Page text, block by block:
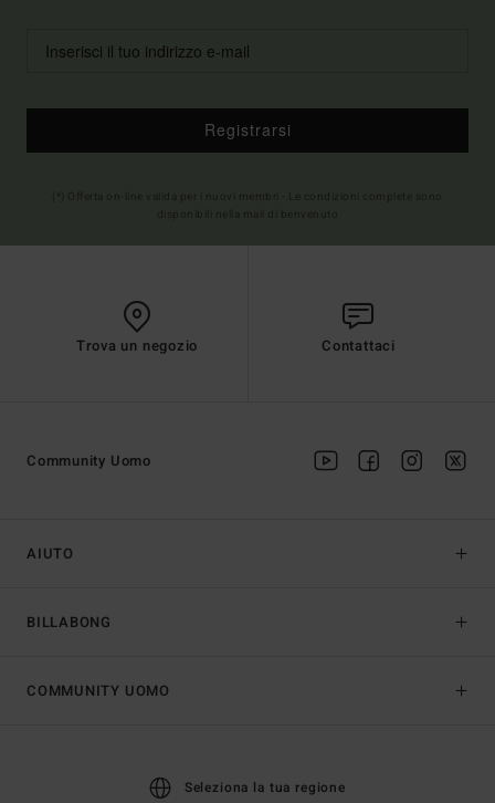
Registrarsi
Trova un negozio Contattaci
AIUTO
BILLABONG
Community Uomo
COMMUNITY UOMO
Seleziona la tua regione